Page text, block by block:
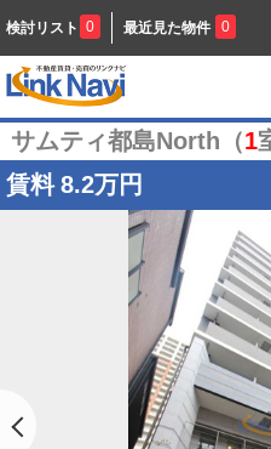
検討リスト 0 最近見た物件 0
サムティ都島North（1
賃料 8.2万円